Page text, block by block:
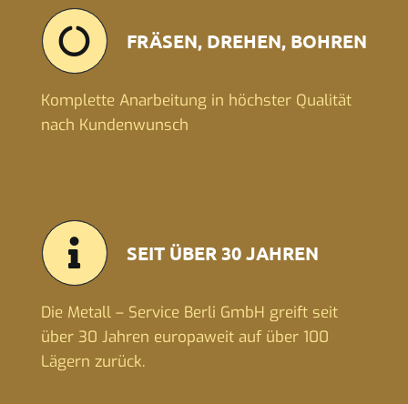
FRÄSEN, DREHEN, BOHREN
Komplette Anarbeitung in höchster Qualität
nach Kundenwunsch
SEIT ÜBER 30 JAHREN
Die Metall – Service Berli GmbH greift seit
über 30 Jahren europaweit auf über 100
Lägern zurück.